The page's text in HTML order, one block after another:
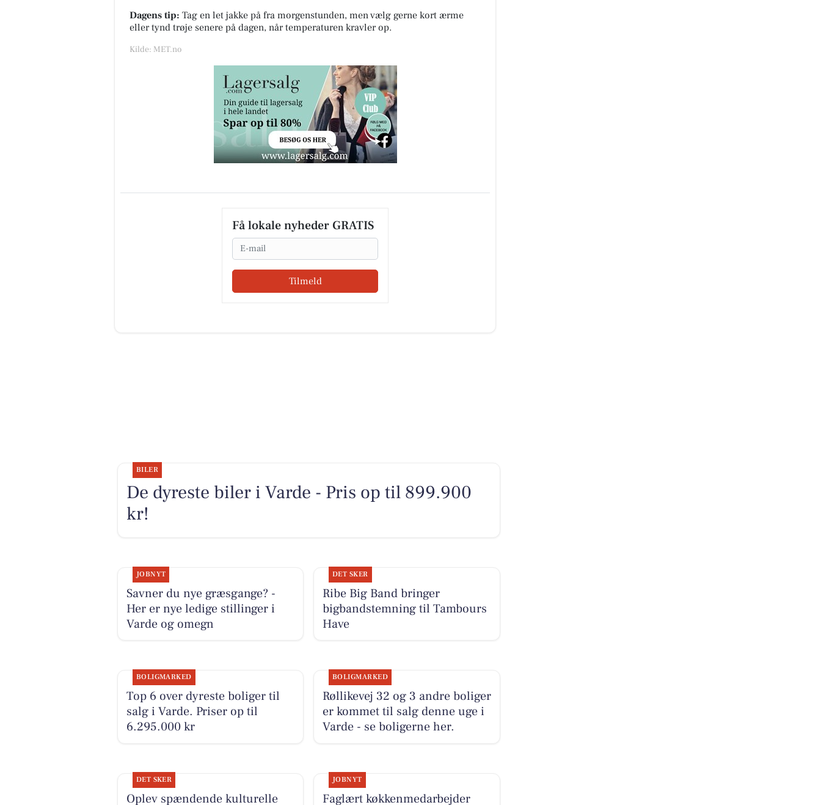
Dagens tip: Tag en let jakke på fra morgenstunden, men vælg gerne kort ærme
eller tynd trøje senere på dagen, når temperaturen kravler op.
Kilde: MET.no
Få lokale nyheder GRATIS
Email
Tilmeld
BILER
De dyreste biler i Varde - Pris op til 899.900
kr!
JOBNYT
Savner du nye græsgange? -
Her er nye ledige stillinger i
Varde og omegn
DET SKER
Ribe Big Band bringer
bigbandstemning til Tambours
Have
BOLIGMARKED
Top 6 over dyreste boliger til
salg i Varde. Priser op til
6.295.000 kr
BOLIGMARKED
Røllikevej 32 og 3 andre boliger
er kommet til salg denne uge i
Varde - se boligerne her.
DET SKER
Oplev spændende kulturelle
JOBNYT
Faglært køkkenmedarbejder